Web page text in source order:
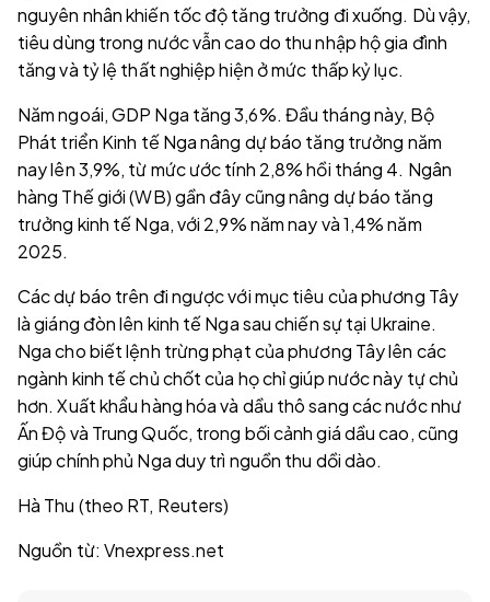
nguyên nhân khiến tốc độ tăng trưởng đi xuống. Dù vậy,
tiêu dùng trong nước vẫn cao do thu nhập hộ gia đình
tăng và tỷ lệ thất nghiệp hiện ở mức thấp kỷ lục.
Năm ngoái, GDP Nga tăng 3,6%. Đầu tháng này, Bộ
Phát triển Kinh tế Nga nâng dự báo tăng trưởng năm
nay lên 3,9%, từ mức ước tính 2,8% hồi tháng 4. Ngân
hàng Thế giới (WB) gần đây cũng nâng dự báo tăng
trưởng kinh tế Nga, với 2,9% năm nay và 1,4% năm
2025.
Các dự báo trên đi ngược với mục tiêu của phương Tây
là giáng đòn lên kinh tế Nga sau chiến sự tại Ukraine.
Nga cho biết lệnh trừng phạt của phương Tây lên các
ngành kinh tế chủ chốt của họ chỉ giúp nước này tự chủ
hơn. Xuất khẩu hàng hóa và dầu thô sang các nước như
Ấn Độ và Trung Quốc, trong bối cảnh giá dầu cao, cũng
giúp chính phủ Nga duy trì nguồn thu dồi dào.
Hà Thu (theo RT, Reuters)
Nguồn từ: Vnexpress.net